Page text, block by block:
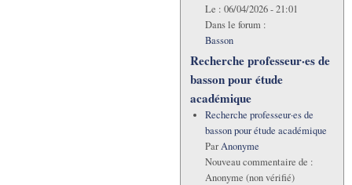
Le : 06/04/2026 - 21:01
Dans le forum :
Basson
Recherche professeur·es de
basson pour étude
académique
Recherche professeur·es de
basson pour étude académique
ParAnonyme
Nouveau commentaire de :
Anonyme (non vérifié)